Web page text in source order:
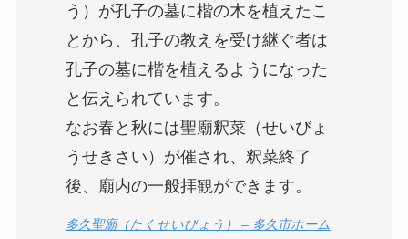
う）が孔子の墓に楷の木を植えたこ
とから、孔子の教えを受け継ぐ者は
孔子の墓に楷を植えるようになった
と伝えられています。
なお春と秋には聖廟釈菜（せいびょ
うせきさい）が催され、釈菜終了
後、廟内の一般拝観ができます。
多久聖廟（たくせいびょう） – 多久市ホーム